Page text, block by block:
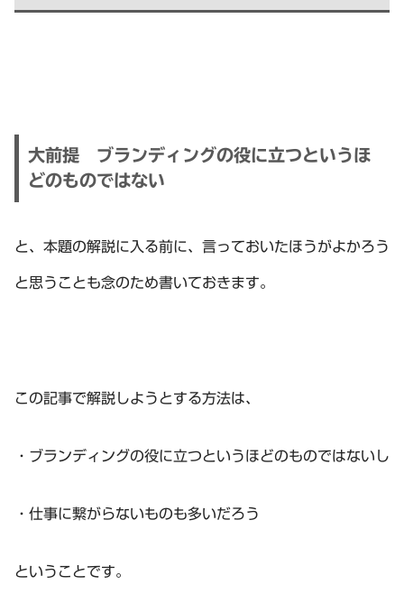
大前提 ブランディングの役に立つというほ
どのものではない
と、本題の解説に入る前に、言っておいたほうがよかろう
と思うことも念のため書いておきます。
この記事で解説しようとする方法は、
・ブランディングの役に立つというほどのものではないし
・仕事に繋がらないものも多いだろう
ということです。